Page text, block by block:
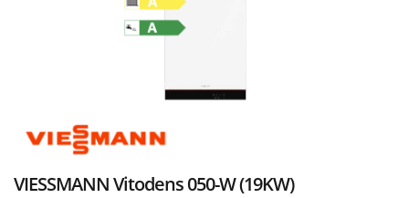
VIESSMANN Vitodens 050-W (19KW)